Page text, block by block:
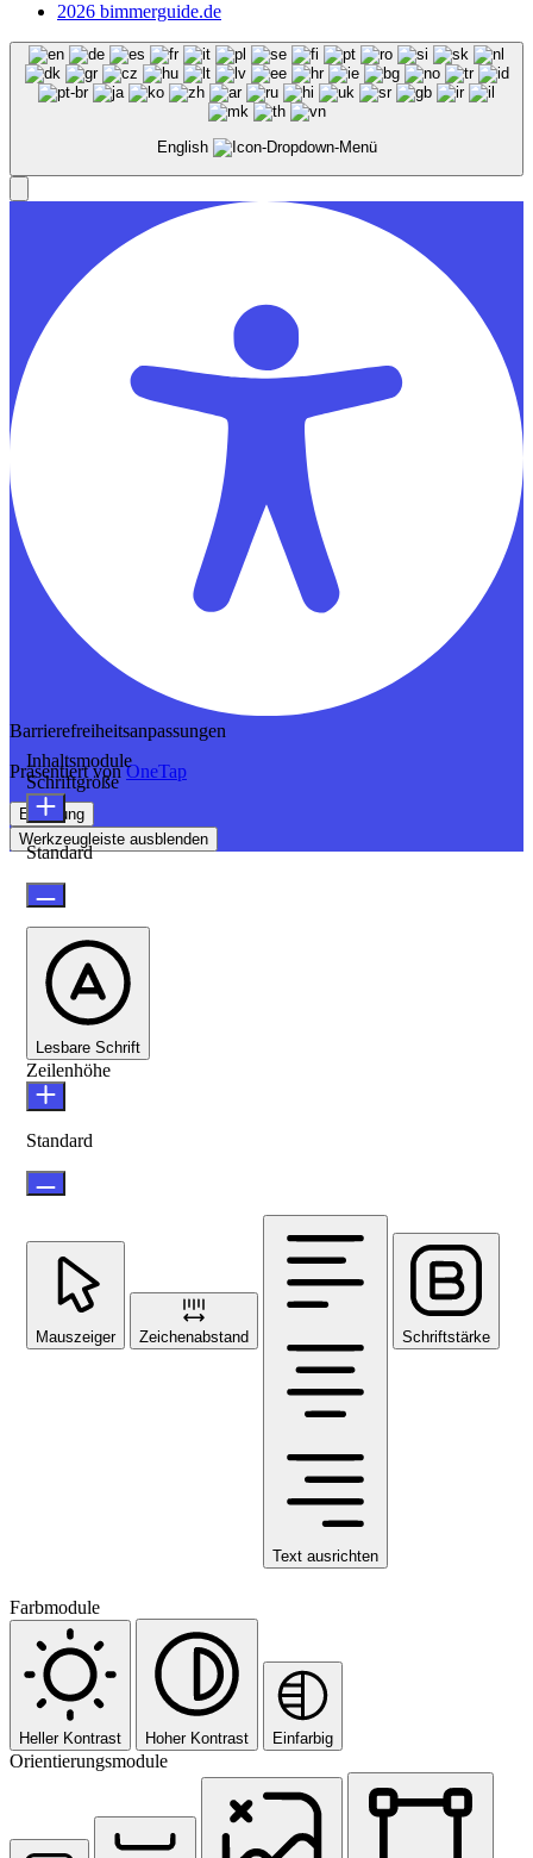
2026 bimmerguide.de
English
Barrierefreiheitsanpassungen
Präsentiert vonOneTap
Erklärung
Werkzeugleiste ausblenden
Inhaltsmodule
Schriftgröße
Standard
Lesbare Schrift
Zeilenhöhe
Standard
Mauszeiger Zeichenabstand
Text ausrichten
Schriftstärke
Farbmodule
Heller Kontrast Hoher Kontrast Einfarbig
Orientierungsmodule